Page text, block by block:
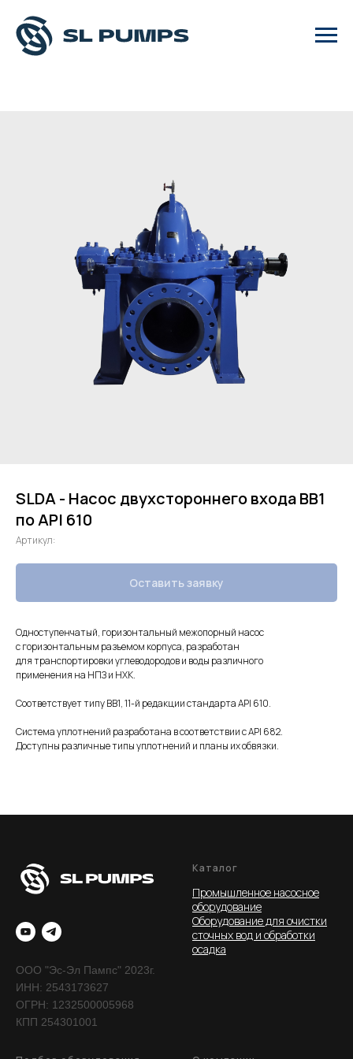
SLDA - Насос двухстороннего входа BB1
по API 610
Артикул:
Оставить заявку
Одноступенчатый, горизонтальный межопорный насос
с горизонтальным разъемом корпуса, разработан
для транспортировки углеводородов и воды различного
применения на НПЗ и НХК.
Соответствует типу BB1, 11-й редакции стандарта API 610.
Система уплотнений разработана в соответствии с API 682.
Доступны различные типы уплотнений и планы их обвязки.
ООО "Эс-Эл Пампс" 2023г.
ИНН: 2543173627
ОГРН: 1232500005968
КПП 254301001
Каталог
Промышленное насосное
оборудование
Оборудование для очистки
сточных вод и обработки
осадка